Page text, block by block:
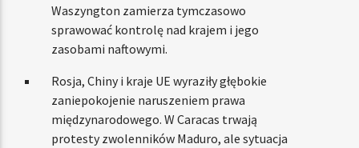
Waszyngton zamierza tymczasowo
sprawować kontrolę nad krajem i jego
zasobami naftowymi.
Rosja, Chiny i kraje UE wyraziły głębokie
zaniepokojenie naruszeniem prawa
międzynarodowego. W Caracas trwają
protesty zwolenników Maduro, ale sytuacja